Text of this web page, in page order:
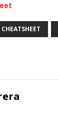
CHEATSHEET